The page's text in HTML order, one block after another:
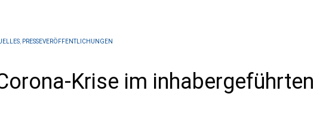
PRESSEVERÖFFENTLICHUNGEN
Krise im inhabergeführten